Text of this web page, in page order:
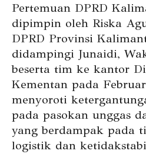
Pertemuan DPRD
dipimpin oleh Riska
DPRD Provinsi
didampingi Junaidi,
beserta tim ke kantor
Kementan pada
menyoroti
pada pasokan unggas
yang berdampak pada
logistik dan